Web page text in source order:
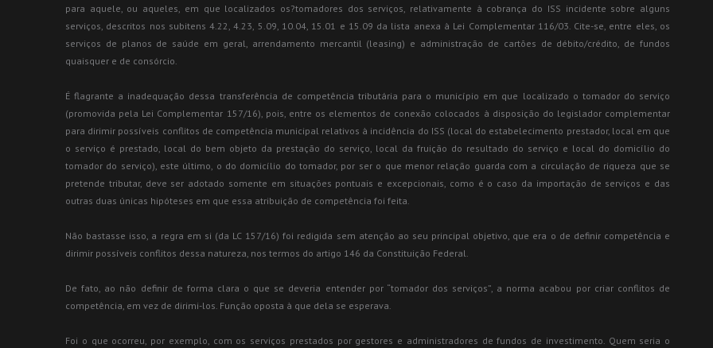
para aquele, ou aqueles, em que localizados os?tomadores dos serviços, relativamente à cobrança do ISS incidente sobre alguns
serviços, descritos nos subitens 4.22, 4.23, 5.09, 10.04, 15.01 e 15.09 da lista anexa à Lei Complementar 116/03. Cite-se, entre eles, os
serviços de planos de saúde em geral, arrendamento mercantil (leasing) e administração de cartões de débito/crédito, de fundos
quaisquer e de consórcio.
É flagrante a inadequação dessa transferência de competência tributária para o município em que localizado o tomador do serviço
(promovida pela Lei Complementar 157/16), pois, entre os elementos de conexão colocados à disposição do legislador complementar
para dirimir possíveis conflitos de competência municipal relativos à incidência do ISS (local do estabelecimento prestador, local em que
o serviço é prestado, local do bem objeto da prestação do serviço, local da fruição do resultado do serviço e local do domicílio do
tomador do serviço), este último, o do domicílio do tomador, por ser o que menor relação guarda com a circulação de riqueza que se
pretende tributar, deve ser adotado somente em situações pontuais e excepcionais, como é o caso da importação de serviços e das
outras duas únicas hipóteses em que essa atribuição de competência foi feita.
Não bastasse isso, a regra em si (da LC 157/16) foi redigida sem atenção ao seu principal objetivo, que era o de definir competência e
dirimir possíveis conflitos dessa natureza, nos termos do artigo 146 da Constituição Federal.
De fato, ao não definir de forma clara o que se deveria entender por “tomador dos serviços”, a norma acabou por criar conflitos de
competência, em vez de dirimi-los. Função oposta à que dela se esperava.
Foi o que ocorreu, por exemplo, com os serviços prestados por gestores e administradores de fundos de investimento. Quem seria o